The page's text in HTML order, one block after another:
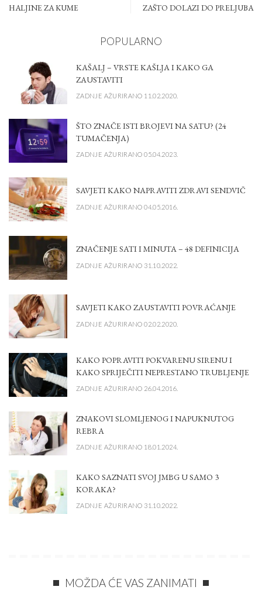
HALJINE ZA KUME ZAŠTO DOLAZI DO PRELJUBA
POPULARNO
KAŠALJ – VRSTE KAŠLJA I KAKO GA
ZAUSTAVITI
ZADNJE AŽURIRANO 11.02.2020.
ŠTO ZNAČE ISTI BROJEVI NA SATU? (24
TUMAČENJA)
ZADNJE AŽURIRANO 05.04.2023.
SAVJETI KAKO NAPRAVITI ZDRAVI SENDVIČ
ZADNJE AŽURIRANO 04.05.2016.
ZNAČENJE SATI I MINUTA – 48 DEFINICIJA
ZADNJE AŽURIRANO 31.10.2022.
SAVJETI KAKO ZAUSTAVITI POVRAĆANJE
ZADNJE AŽURIRANO 02.02.2020.
KAKO POPRAVITI POKVARENU SIRENU I
KAKO SPRIJEČITI NEPRESTANO TRUBLJENJE
ZADNJE AŽURIRANO 26.04.2016.
ZNAKOVI SLOMLJENOG I NAPUKNUTOG
REBRA
ZADNJE AŽURIRANO 18.01.2024.
KAKO SAZNATI SVOJ JMBG U SAMO 3
KORAKA?
ZADNJE AŽURIRANO 31.10.2022.
MOŽDA ĆE VAS ZANIMATI